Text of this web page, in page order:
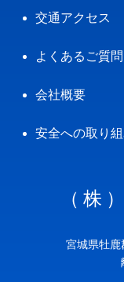
交通アクセス
よくあるご質問
会社概要
安全への取り
（株
宮城県牡